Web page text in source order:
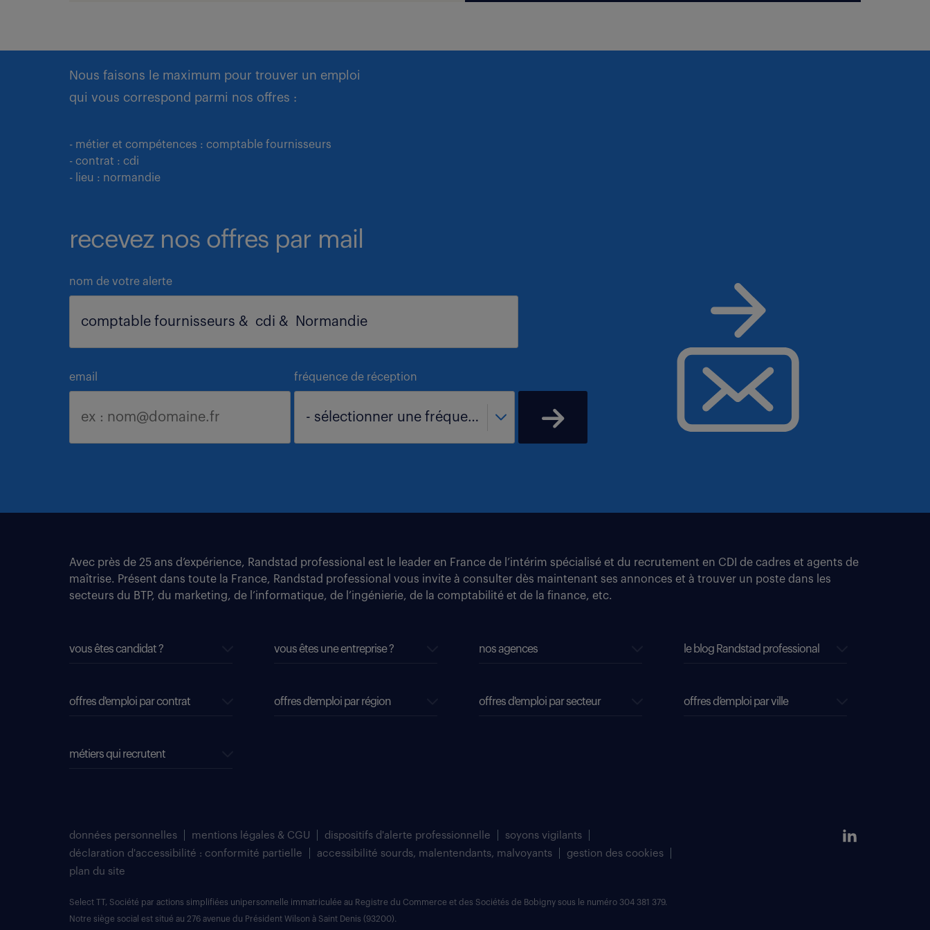
Nous faisons le maximum pour trouver un emploi
qui vous correspond parmi nos offres :
- métier et compétences : comptable fournisseurs
- contrat : cdi
- lieu : normandie
recevez nos offres par mail
nom de votre alerte
email fréquence de réception
- sélectionner une fréquence -
Avec près de 25 ans d’expérience, Randstad professional est le leader en France de l’intérim spécialisé et du recrutement en CDI de cadres et agents de
maîtrise. Présent dans toute la France, Randstad professional vous invite à consulter dès maintenant ses annonces et à trouver un poste dans les
secteurs du BTP, du marketing, de l’informatique, de l’ingénierie, de la comptabilité et de la finance, etc.
vous êtes candidat ? vous êtes une entreprise ? nos agences le blog Randstad professional
offres d'emploi par contrat offres d'emploi par région offres d'emploi par secteur offres d’emploi par ville
métiers qui recrutent
données personnelles mentions légales & CGU dispositifs d'alerte professionnelle
soyons vigilants
déclaration d'accessibilité : conformité partielle
accessibilité sourds, malentendants, malvoyants
gestion des cookies
plan du site
Select TT, Société par actions simplifiées unipersonnelle immatriculée au Registre du Commerce et des Sociétés de Bobigny sous le numéro 304 381 379.
Notre siège social est situé au 276 avenue du Président Wilson à Saint Denis (93200).